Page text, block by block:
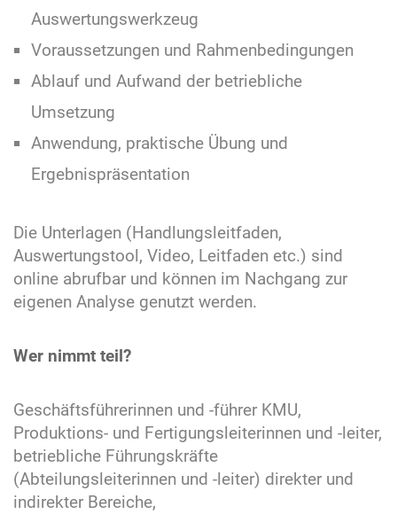
Auswertungswerkzeug
Voraussetzungen und Rahmenbedingungen
Ablauf und Aufwand der betriebliche
Umsetzung
Anwendung, praktische Übung und
Ergebnispräsentation
Die Unterlagen (Handlungsleitfaden,
Auswertungstool, Video, Leitfaden etc.) sind
online abrufbar und können im Nachgang zur
eigenen Analyse genutzt werden.
Wer nimmt teil?
Geschäftsführerinnen und -führer KMU,
Produktions- und Fertigungsleiterinnen und -leiter,
betriebliche Führungskräfte
(Abteilungsleiterinnen und -leiter) direkter und
indirekter Bereiche,